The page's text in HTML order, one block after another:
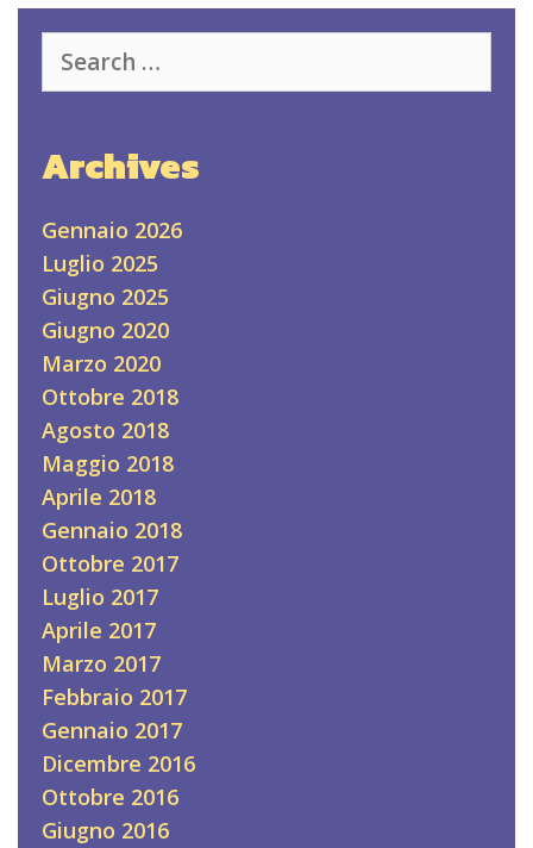
for:
Archives
Gennaio 2026
Luglio 2025
Giugno 2025
Giugno 2020
Marzo 2020
Ottobre 2018
Agosto 2018
Maggio 2018
Aprile 2018
Gennaio 2018
Ottobre 2017
Luglio 2017
Aprile 2017
Marzo 2017
Febbraio 2017
Gennaio 2017
Dicembre 2016
Ottobre 2016
Giugno 2016